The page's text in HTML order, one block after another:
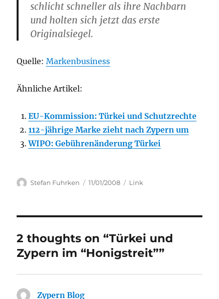
schlicht schneller als ihre Nachbarn
und holten sich jetzt das erste
Originalsiegel.
Quelle:Markenbusiness
Ähnliche Artikel:
EU-Kommission: Türkei und Schutzrechte
112-jährige Marke zieht nach Zypern um
WIPO: Gebührenänderung Türkei
Author
Stefan Fuhrken
Posted
11/01/2008 Categories
Link
2 thoughts on “Türkei und
Zypern im “Honigstreit””
Zypern Blog